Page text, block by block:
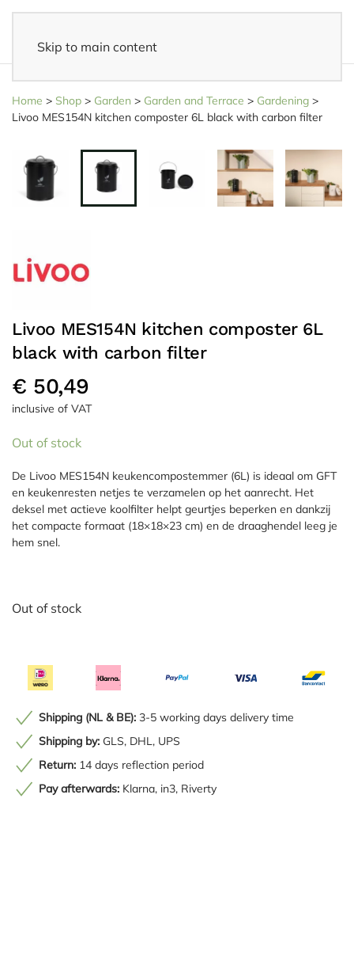
Skip to main content
Home > Shop > Garden > Garden and Terrace > Gardening >
Livoo MES154N kitchen composter 6L black with carbon filter
Livoo MES154N kitchen composter 6L
black with carbon filter
€ 50,49
inclusive of VAT
Out of stock
De Livoo MES154N keukencompostemmer (6L) is ideaal om GFT
en keukenresten netjes te verzamelen op het aanrecht. Het
deksel met actieve koolfilter helpt geurtjes beperken en dankzij
het compacte formaat (18×18×23 cm) en de draaghendel leeg je
hem snel.
Out of stock
Shipping (NL & BE): 3-5 working days delivery time
Shipping by: GLS, DHL, UPS
Return: 14 days reflection period
Pay afterwards: Klarna, in3, Riverty